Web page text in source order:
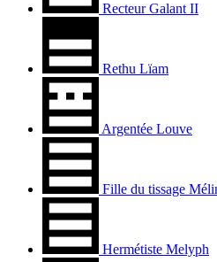
Recteur Galant II
Rethu Lïam
Argentée Louve
Fille du tissage
Hermétiste Melyph